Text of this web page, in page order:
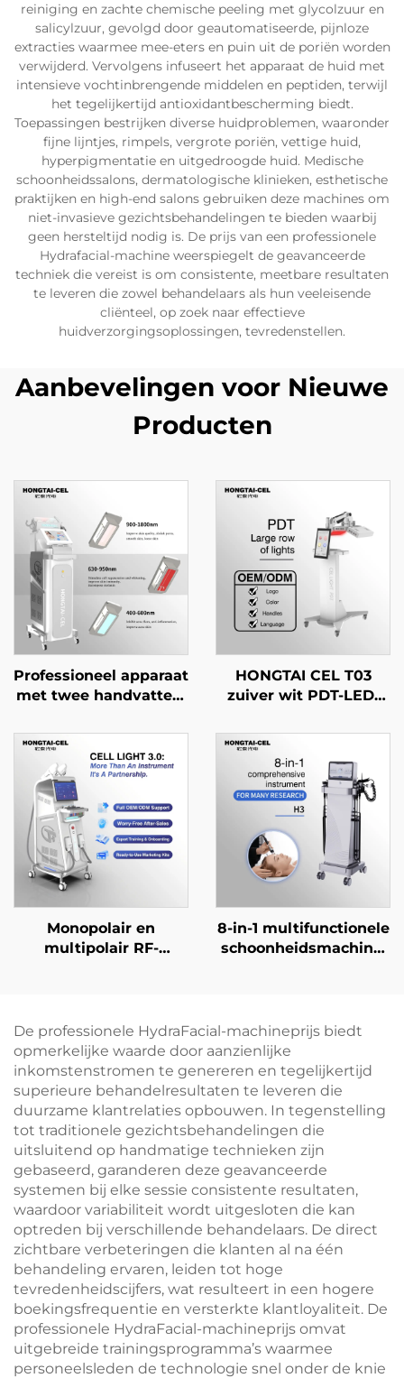
reiniging en zachte chemische peeling met glycolzuur en
salicylzuur, gevolgd door geautomatiseerde, pijnloze
extracties waarmee mee-eters en puin uit de poriën worden
verwijderd. Vervolgens infuseert het apparaat de huid met
intensieve vochtinbrengende middelen en peptiden, terwijl
het tegelijkertijd antioxidantbescherming biedt.
Toepassingen bestrijken diverse huidproblemen, waaronder
fijne lijntjes, rimpels, vergrote poriën, vettige huid,
hyperpigmentatie en uitgedroogde huid. Medische
schoonheidssalons, dermatologische klinieken, esthetische
praktijken en high-end salons gebruiken deze machines om
niet-invasieve gezichtsbehandelingen te bieden waarbij
geen hersteltijd nodig is. De prijs van een professionele
Hydrafacial-machine weerspiegelt de geavanceerde
techniek die vereist is om consistente, meetbare resultaten
te leveren die zowel behandelaars als hun veeleisende
cliënteel, op zoek naar effectieve
huidverzorgingsoplossingen, tevredenstellen.
Aanbevelingen voor Nieuwe
Producten
Professioneel apparaat
met twee handvatten,
roodlichttherapie, voor
gezichts- en
lichaamsverheldering,
verjonging en
schoonheidssalonapparatuur
HONGTAI CEL T03
zuiver wit PDT-LED-
met vier spectra
(infrarood, rood, blauw
en geel) voor
huidverjonging in de
schoonheidssalon
Monopolair en
multipolair RF-
veroudering,
rimpelverwijdering,
strakker maken van
de huid, lifting en
vormgeving –
schoonheidssalonapparatuur
8-in-1 multifunctionele
schoonheidsmachine,
gezichtsmachine,
professioneel
De professionele HydraFacial-machineprijs biedt
opmerkelijke waarde door aanzienlijke
inkomstenstromen te genereren en tegelijkertijd
superieure behandelresultaten te leveren die
duurzame klantrelaties opbouwen. In tegenstelling
tot traditionele gezichtsbehandelingen die
uitsluitend op handmatige technieken zijn
gebaseerd, garanderen deze geavanceerde
systemen bij elke sessie consistente resultaten,
waardoor variabiliteit wordt uitgesloten die kan
optreden bij verschillende behandelaars. De direct
zichtbare verbeteringen die klanten al na één
behandeling ervaren, leiden tot hoge
tevredenheidscijfers, wat resulteert in een hogere
boekingsfrequentie en versterkte klantloyaliteit. De
professionele HydraFacial-machineprijs omvat
uitgebreide trainingsprogramma’s waarmee
personeelsleden de technologie snel onder de knie